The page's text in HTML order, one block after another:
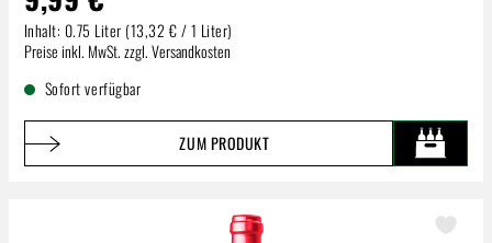
Inhalt: 0.75 Liter (13,32 € / 1 Liter)
Regulärer Preis:
Preise inkl. MwSt. zzgl. Versandkosten
Sofort verfügbar
ZUM PRODUKT